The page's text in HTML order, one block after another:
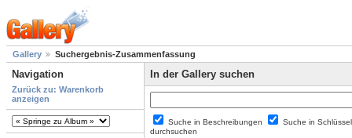
Gallery Suchergebnis-Zusammenfassung
Navigation
Zurück zu: Warenkorb
anzeigen
In der Gallery suchen
Suche in Beschreibungen
Suche in
durchsuchen